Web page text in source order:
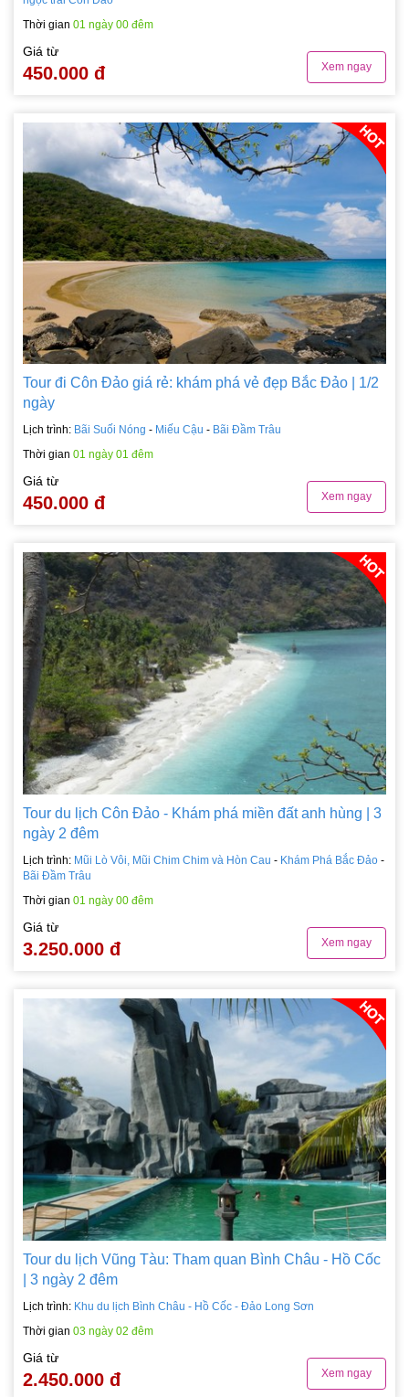
Thời gian 01 ngày 00 đêm
Giá từ
450.000 đ Xem ngay
Tour đi Côn Đảo giá rẻ: khám phá vẻ đẹp Bắc Đảo | 1/2
ngày
Lịch trình: Bãi Suối Nóng - Miếu Cậu - Bãi Đầm Trâu
Thời gian 01 ngày 01 đêm
Giá từ
450.000 đ Xem ngay
Tour du lịch Côn Đảo - Khám phá miền đất anh hùng | 3
ngày 2 đêm
Lịch trình: Mũi Lò Vôi, Mũi Chim Chim và Hòn Cau - Khám Phá Bắc Đảo -
Bãi Đầm Trâu
Thời gian 01 ngày 00 đêm
Giá từ
3.250.000 đ Xem ngay
Tour du lịch Vũng Tàu: Tham quan Bình Châu - Hồ Cốc
| 3 ngày 2 đêm
Lịch trình: Khu du lịch Bình Châu - Hồ Cốc - Đảo Long Sơn
Thời gian 03 ngày 02 đêm
Giá từ
2.450.000 đ Xem ngay